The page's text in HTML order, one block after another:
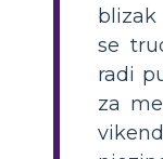
se
radi
za